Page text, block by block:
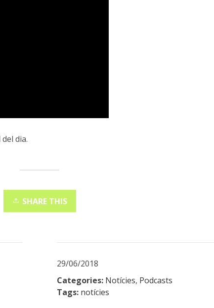
dia.
SHARE THIS
29/06/2018
Categories: Notícies, Podcasts
Tags: notícies